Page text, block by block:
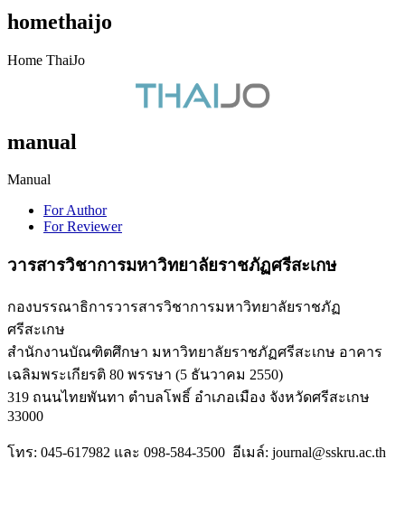
homethaijo
Home ThaiJo
manual
Manual
For Author
For Reviewer
วารสารวิชาการมหาวิทยาลัยราชภัฏศรีสะเกษ
กองบรรณาธิการวารสารวิชาการมหาวิทยาลัยราชภัฏ
ศรีสะเกษ
สำนักงานบัณฑิตศึกษา มหาวิทยาลัยราชภัฏศรีสะเกษ อาคาร
เฉลิมพระเกียรติ 80 พรรษา (5 ธันวาคม 2550)
319 ถนนไทยพันทา ตำบลโพธิ์ อำเภอเมือง จังหวัดศรีสะเกษ
33000
โทร: 045-617982 และ 098-584-3500 อีเมล์: journal@sskru.ac.th